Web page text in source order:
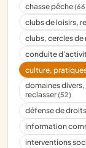
chasse pêche
clubs de loisirs,
clubs, cercles
conduite
culture,
domaines divers,
reclasser(52)
défense de
information
interventions